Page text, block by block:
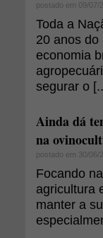
postado em 09/07/
Toda a
20 anos
economia
segurar o
Ainda dá
na
postado em 30/06/
Focando
agricultura
manter a